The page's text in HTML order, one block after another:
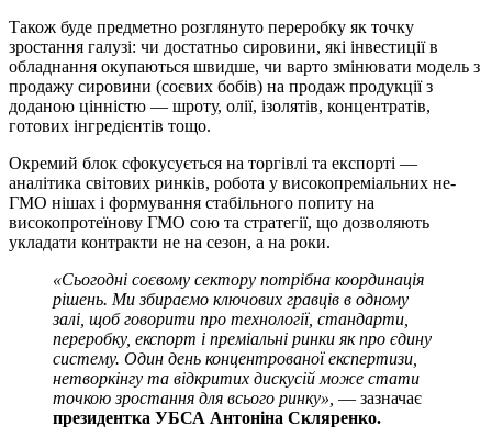
Також буде предметно розглянуто переробку як точку
зростання галузі: чи достатньо сировини, які інвестиції в
обладнання окупаються швидше, чи варто змінювати модель з
продажу сировини (соєвих бобів) на продаж продукції з
доданою цінністю — шроту, олії, ізолятів, концентратів,
готових інгредієнтів тощо.
Окремий блок сфокусується на торгівлі та експорті —
аналітика світових ринків, робота у високопреміальних не-
ГМО нішах і формування стабільного попиту на
високопротеїнову ГМО сою та стратегії, що дозволяють
укладати контракти не на сезон, а на роки.
«Сьогодні соєвому сектору потрібна координація
рішень. Ми збираємо ключових гравців в одному
залі, щоб говорити про технології, стандарти,
переробку, експорт і преміальні ринки як про єдину
систему. Один день концентрованої експертизи,
нетворкінгу та відкритих дискусій може стати
точкою зростання для всього ринку», — зазначає
президентка УБСА Антоніна Скляренко.